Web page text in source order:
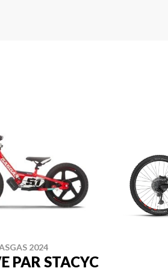
2024
PAR STACYC